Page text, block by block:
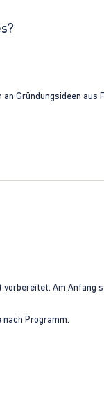
Gründungsideen
Am Anfang
Programm.